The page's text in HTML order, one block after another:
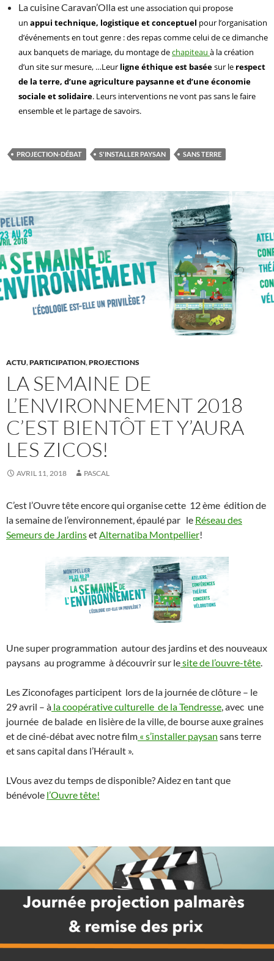
La cuisine Caravan’Ollaest une association qui propose
un appui technique, logistique et conceptuel pour l’organisation
d’événements en tout genre : des repas comme celui de ce dimanche
aux banquets de mariage, du montage dechapiteau à la création
d’un site sur mesure, …Leur ligne éthiqueest baséesur le respect
de la terre, d’une agriculture paysanne et d’une économie
sociale et solidaire. Leurs interventions ne vont pas sans le faire
ensemble et le partage de savoirs.
PROJECTION-DÉBAT S'INSTALLER PAYSAN SANS TERRE
ACTU,PARTICIPATION,PROJECTIONS
LA SEMAINE DE
L’ENVIRONNEMENT 2018
C’EST BIENTÔT ET Y’AURA
LES ZICOS!
AVRIL 11, 2018 PASCAL
C’est l’Ouvre tête encore qui organise cette 12 ème édition de
la semaine de l’environnement, épaulé par le Réseau des
Semeurs de Jardinset Alternatiba Montpellier!
Une super programmation autour des jardins et des nouveaux
paysans au programme à découvrir sur lesite de l’ouvre-tête
Les Ziconofages participent lors de la journée de clôture – le
29 avril – à la coopérative culturelle de la Tendresse , avec une
journée de balade en lisière de la ville, de bourse auxe graines
et de ciné-débat avec notre film « s’installer paysan sans terre
et sans capital dans l’Hérault ».
LVous avez du temps de disponible? Aidez en tant que
bénévole l’Ouvre tête!